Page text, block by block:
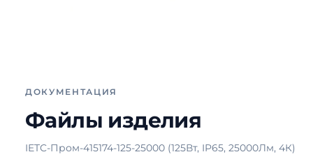
ДОКУМЕНТАЦИЯ
Файлы изделия
IETC-Пром-415174-125-25000 (125Вт, IP65, 25000Лм, 4К)